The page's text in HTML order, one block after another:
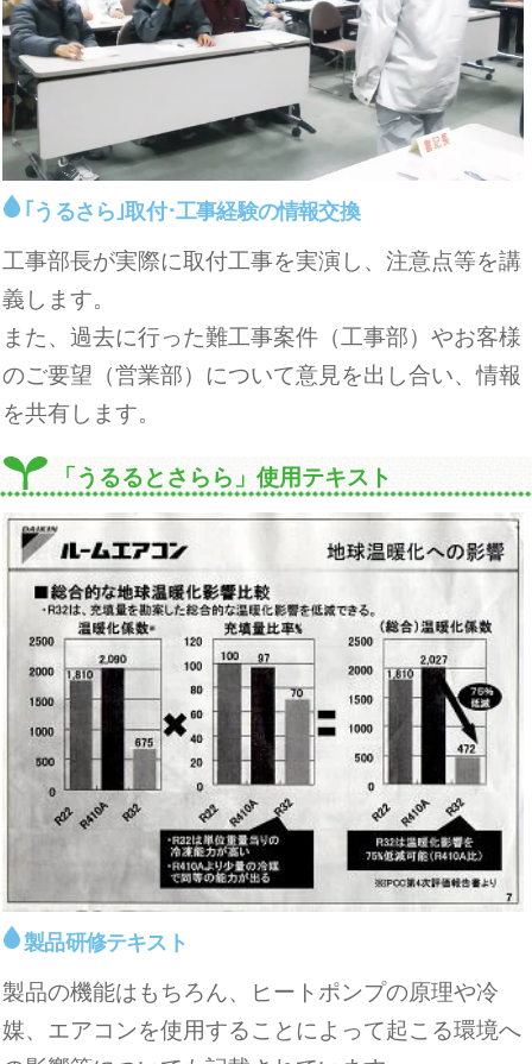
｢うるさら｣取付･工事経験の情報交換
工事部長が実際に取付工事を実演し、注意点等を講
義します。
また、過去に行った難工事案件（工事部）やお客様
のご要望（営業部）について意見を出し合い、情報
を共有します。
「うるるとさらら」使用テキスト
製品研修テキスト
製品の機能はもちろん、ヒートポンプの原理や冷
媒、エアコンを使用することによって起こる環境へ